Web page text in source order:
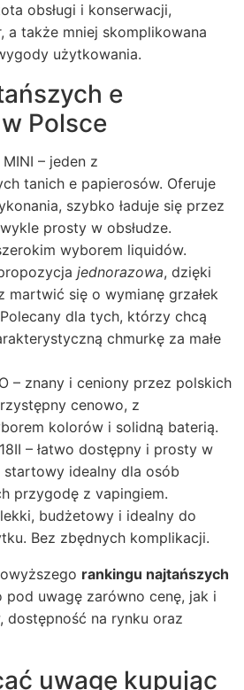
obsługi i konserwacji,
a także mniej skomplikowana
użytkowania.
e
Polsce
– jeden z
tanich e papierosów. Oferuje
szybko ładuje się przez
prosty w obsłudze.
wyborem liquidów.
jednorazowa, dzięki
martwić się o wymianę grzałek
dla tych, którzy chcą
chmurkę za małe
– znany i ceniony przez polskich
cenowo, z
kolorów i solidną baterią.
– łatwo dostępny i prosty w
startowy idealny dla osób
przygodę z vapingiem.
budżetowy i idealny do
Bez zbędnych komplikacji.
rankingu najtańszych
pod uwagę zarówno cenę, jak i
dostępność na rynku oraz
uwagę kupując